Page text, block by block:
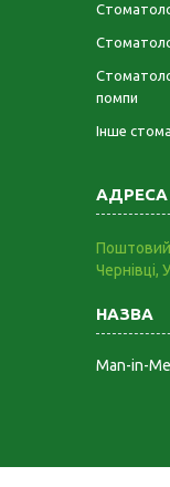
помпи
Інше
Поштовий
Чернівці,
Man-in-